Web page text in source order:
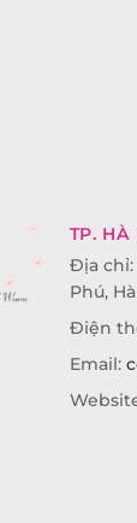
TP. HÀ
Địa chỉ:
Phú,
Điện
Email: